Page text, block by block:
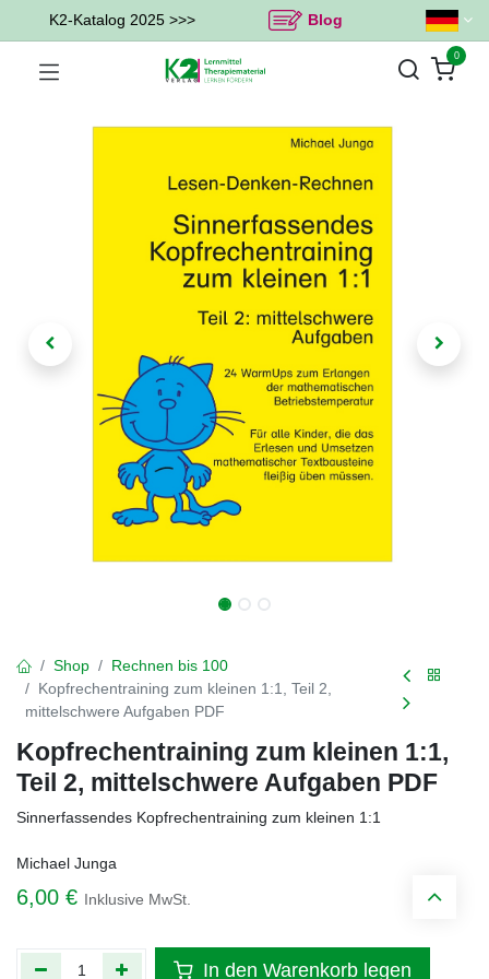
K2-Katalog 2025 >>> Blog
0
Shop
Rechnen bis 100
Kopfrechentraining zum kleinen 1:1, Teil 2,
mittelschwere Aufgaben PDF
Kopfrechentraining zum kleinen 1:1,
Teil 2, mittelschwere Aufgaben PDF
Sinnerfassendes Kopfrechentraining zum kleinen 1:1
Michael Junga
6,00 € Inklusive MwSt.
In den Warenkorb legen